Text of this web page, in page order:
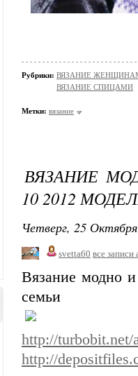
Рубрики: ВЯЗАНИЕ ЖЕНЩИНАМ/
ВЯЗАНИЕ СПИЦАМИ
Метки: вязание
ВЯЗАНИЕ
10 2012
Четверг, 25
svetta60 все записи
Вязание модно
семьи
http://turbobit.net/
http://